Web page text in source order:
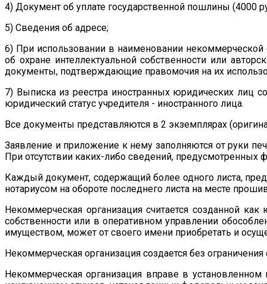
4) Документ об уплате государственной пошлины (4000
5) Сведения об адресе;
6) При использовании в наименовании
об охране интеллектуальной собственности или
документы, подтверждающие правомочия на их
7) Выписка из реестра иностранных юридических лиц
юридический статус учредителя - иностранного лица.
Все документы представляются в 2 экземплярах
Заявление и приложение к нему заполняются от руки
При отсутствии каких-либо сведений, предусмотренных
Каждый документ, содержащий более одного листа,
нотариусом на обороте последнего листа на месте
Некоммерческая организация считается созданной
собственности или в оперативном управлении
имуществом, может от своего имени приобретать и
Некоммерческая организация создается без
Некоммерческая организация вправе в